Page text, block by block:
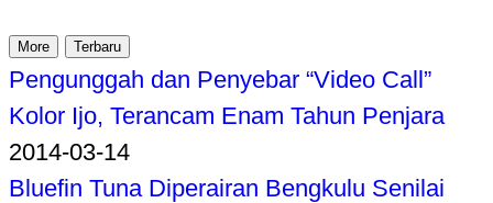
More Terbaru
Pengunggah dan Penyebar “Video Call”
Kolor Ijo, Terancam Enam Tahun Penjara
2014-03-14
Bluefin Tuna Diperairan Bengkulu Senilai